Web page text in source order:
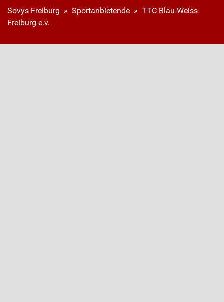
Sovys Freiburg » Sportanbietende » TTC Blau-Weiss
Freiburg e.v.